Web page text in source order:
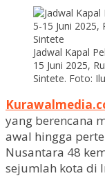
Jadwal Kapal
15 Juni 2025,
Sintete. Foto:
yang berencana
awal hingga
Nusantara 48
sejumlah kota di